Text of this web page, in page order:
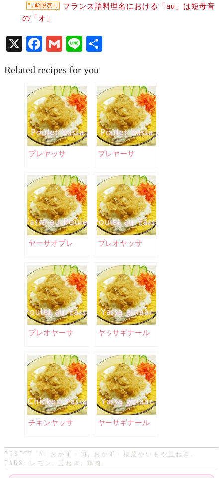
フランス語料理名における「au」は短母音
の「オ」
X Facebook
Gmail
Line共
Related recipes for you
プレヤッサ プレヤーサ
ヤーサオプレ プレオヤッサ
プレオヤーサ ヤッサギナール
チキンヤッサ ヤーサギナール
POSTED IN: おかず・肉 おかず・根菜やいもや玉ねぎ
TAGS:
レモン 玉ねぎ 鶏肉